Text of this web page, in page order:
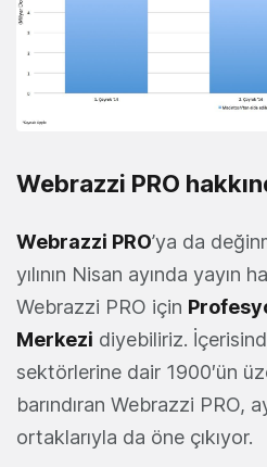
Webrazzi PRO
Webrazzi PRO’ya da
yılının Nisan ayında yayın
Webrazzi PRO için
Merkezi diyebiliriz.
sektörlerine dair 1900′ün
barındıran Webrazzi PRO,
ortaklarıyla da öne çıkıyor.